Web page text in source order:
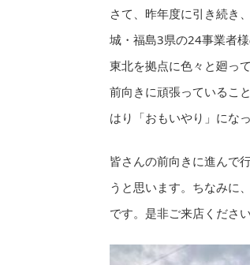
さて、昨年度に引き続き
城・福島3県の24事業者
東北を拠点に色々と廻っ
前向きに頑張っているこ
はり「おもいやり」にな
皆さんの前向きに進んで
うと思います。ちなみに
です。是非ご来店ください